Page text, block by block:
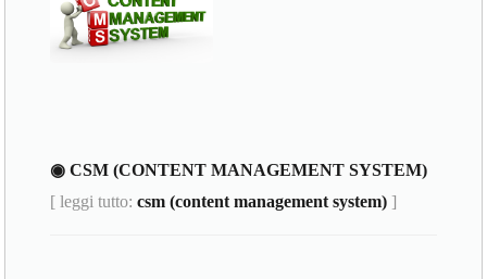
◉ CSM (CONTENT MANAGEMENT SYSTEM)
[ leggi tutto:csm (content management system) ]